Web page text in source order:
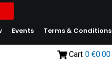
Events Terms & Conditions
Cart 0 €0.00